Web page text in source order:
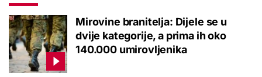
Mirovine branitelja: Dijele se u
dvije kategorije, a prima ih oko
140.000 umirovljenika